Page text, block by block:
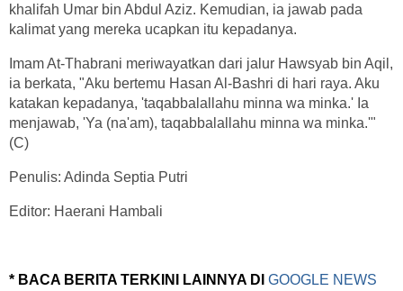
khalifah Umar bin Abdul Aziz. Kemudian, ia jawab pada
kalimat yang mereka ucapkan itu kepadanya.
Imam At-Thabrani meriwayatkan dari jalur Hawsyab bin Aqil,
ia berkata, "Aku bertemu Hasan Al-Bashri di hari raya. Aku
katakan kepadanya, 'taqabbalallahu minna wa minka.' Ia
menjawab, 'Ya (na'am), taqabbalallahu minna wa minka.'"
(C)
Penulis: Adinda Septia Putri
Editor: Haerani Hambali
* BACA BERITA TERKINI LAINNYA DI GOOGLE NEWS